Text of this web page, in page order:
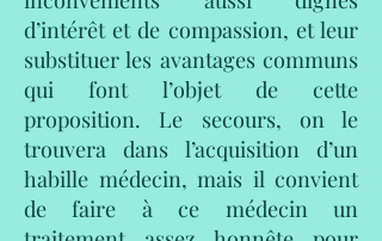
d’intérêt et de compassion, et leur
substituer les avantages communs
qui font l’objet de cette
proposition. Le secours, on le
trouvera dans l’acquisition d’un
habille médecin, mais il convient
de faire à ce médecin un